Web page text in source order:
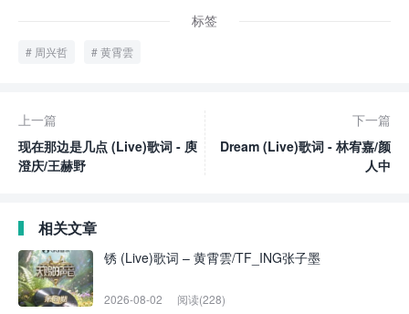
标签
周兴哲 黄霄雲
上一篇
现在那边是几点 (Live)歌词 - 庾
澄庆/王赫野
下一篇
Dream (Live)歌词 - 林宥嘉/颜
人中
相关文章
锈 (Live)歌词 – 黄霄雲/TF_ING张子墨
2026-08-02 阅读(228)